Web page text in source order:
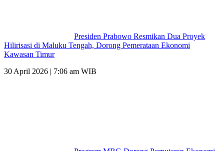
Presiden Prabowo Resmikan Dua Proyek
Hilirisasi di Maluku Tengah, Dorong Pemerataan Ekonomi
Kawasan Timur
30 April 2026 | 7:06 am WIB